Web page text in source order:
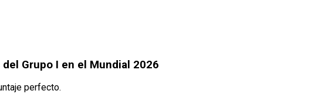
Grupo I en el Mundial 2026
perfecto.